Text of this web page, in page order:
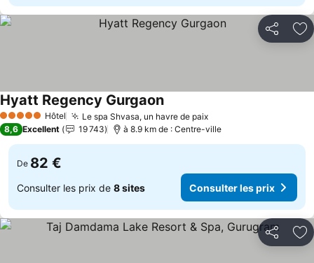
Partager
5 Étoiles Hôtel Le spa Shvasa, un havre de paix
Hyatt Regency Gurgaon
8,6 Excellent 19 743 à 8.9 km de : Centre-ville
De 82 €
Consulter les prix de 8 sites Consulter les prix
Partager